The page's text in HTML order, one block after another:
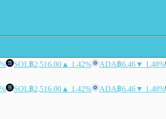
SOL฿2,516.00 ▲ 1.42% ADA฿6.46▼ 1.48%
SOL฿2,516.00 ▲ 1.42% ADA฿6.46▼ 1.48%